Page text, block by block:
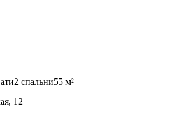
2 спальни55 м²
12